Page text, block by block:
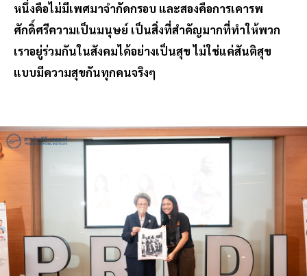
หนึ่งคือไม่มีเพศมาจำกัดกรอบ และสองคือการเคารพ
ศักดิ์ศรีความเป็นมนุษย์ เป็นสิ่งที่สำคัญมากที่ทำให้พวก
เราอยู่ร่วมกันในสังคมได้อย่างเป็นสุข ไม่ใช่แค่สันติสุข
แบบมีความสุขกันทุกคนจริงๆ